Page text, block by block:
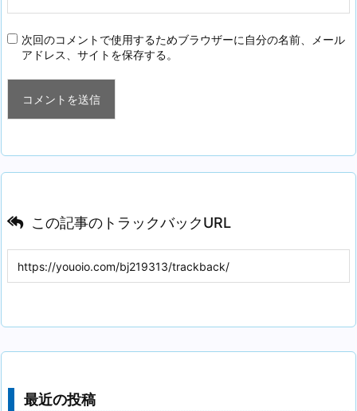
次回のコメントで使用するためブラウザーに自分の名前、メール
アドレス、サイトを保存する。
この記事のトラックバックURL
最近の投稿